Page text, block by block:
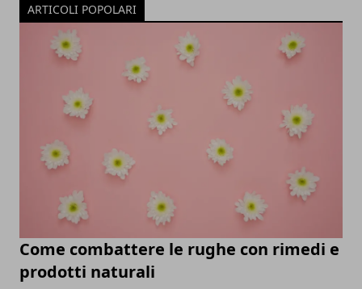
ARTICOLI POPOLARI
Come combattere le rughe con rimedi e
prodotti naturali